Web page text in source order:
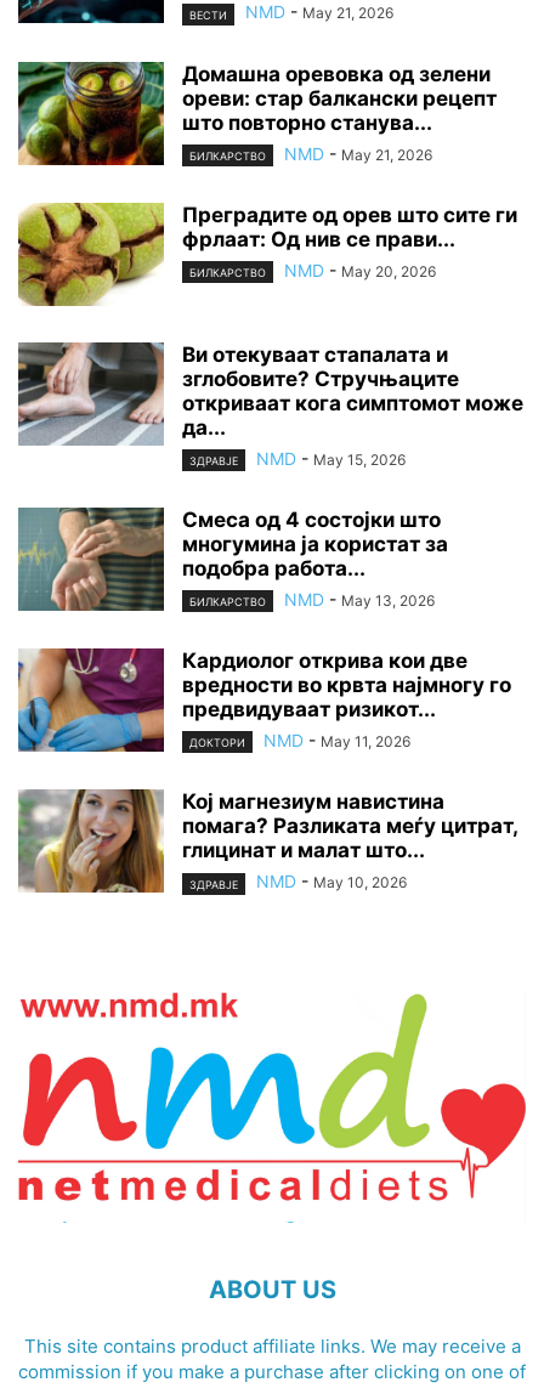
ВЕСТИ NMD - May 21, 2026
Домашна оревовка од зелени
ореви: стар балкански рецепт
што повторно станува...
БИЛКАРСТВО NMD - May 21, 2026
Преградите од орев што сите ги
фрлаат: Од нив се прави...
БИЛКАРСТВО NMD - May 20, 2026
Ви отекуваат стапалата и
зглобовите? Стручњаците
откриваат кога симптомот може
да...
ЗДРАВЈЕ NMD - May 15, 2026
Смеса од 4 состојки што
многумина ја користат за
подобра работа...
БИЛКАРСТВО NMD - May 13, 2026
Кардиолог открива кои две
вредности во крвта најмногу го
предвидуваат ризикот...
ДОКТОРИ NMD - May 11, 2026
Кој магнезиум навистина
помага? Разликата меѓу цитрат,
глицинат и малат што...
ЗДРАВЈЕ NMD - May 10, 2026
ABOUT US
This site contains product affiliate links. We may receive a
commission if you make a purchase after clicking on one of